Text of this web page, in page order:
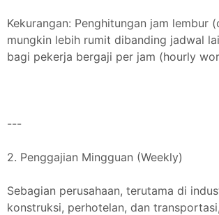
Kekurangan: Penghitungan jam lembur
mungkin lebih rumit dibanding jadwal
bagi pekerja bergaji per jam (hourly
---
2. Penggajian Mingguan (Weekly)
Sebagian perusahaan, terutama di
konstruksi, perhotelan, dan